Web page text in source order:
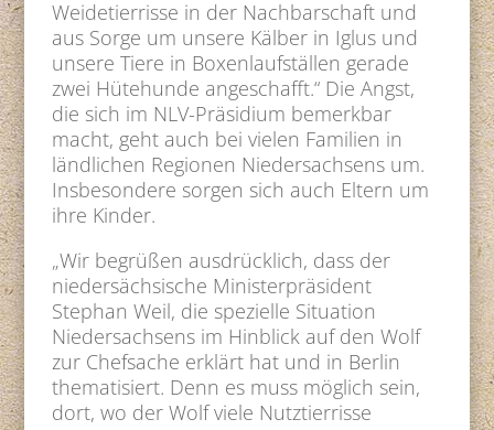
Weidetierrisse in der Nachbarschaft und
aus Sorge um unsere Kälber in Iglus und
unsere Tiere in Boxenlaufställen gerade
zwei Hütehunde angeschafft.“ Die Angst,
die sich im NLV-Präsidium bemerkbar
macht, geht auch bei vielen Familien in
ländlichen Regionen Niedersachsens um.
Insbesondere sorgen sich auch Eltern um
ihre Kinder.
„Wir begrüßen ausdrücklich, dass der
niedersächsische Ministerpräsident
Stephan Weil, die spezielle Situation
Niedersachsens im Hinblick auf den Wolf
zur Chefsache erklärt hat und in Berlin
thematisiert. Denn es muss möglich sein,
dort, wo der Wolf viele Nutztierrisse